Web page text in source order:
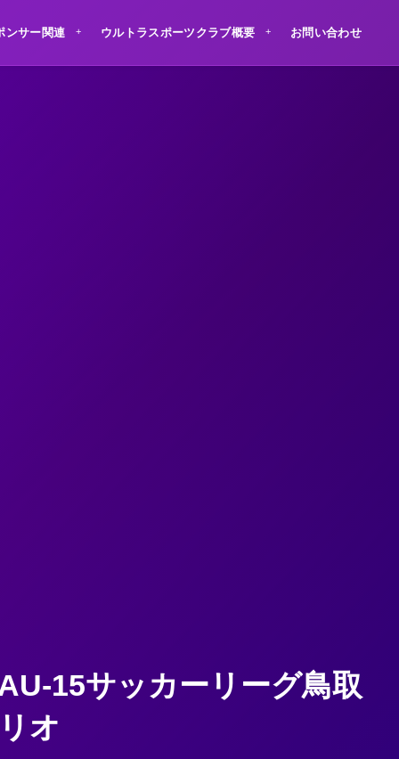
ンサー関連 ウルトラスポーツクラブ概要 お問い合わせ
15サッカーリーグ鳥取
オ